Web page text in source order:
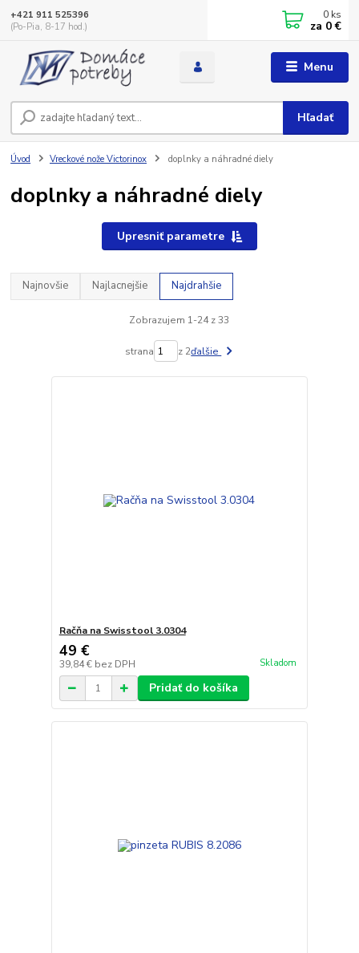
Menu
Hľadať
+421 911 525396
(Po-Pia, 8-17 hod.)
0 ks
za 0 €
Úvod Vreckové nože Victorinox doplnky a náhradné diely
doplnky a náhradné diely
Upresniť parametre
Najnovšie Najlacnejšie Najdrahšie
Zobrazujem 1-24 z 33
strana z 2ďalšie
Račňa na Swisstool 3.0304
49 €
39,84 € bez DPH Skladom
Pridať do košíka